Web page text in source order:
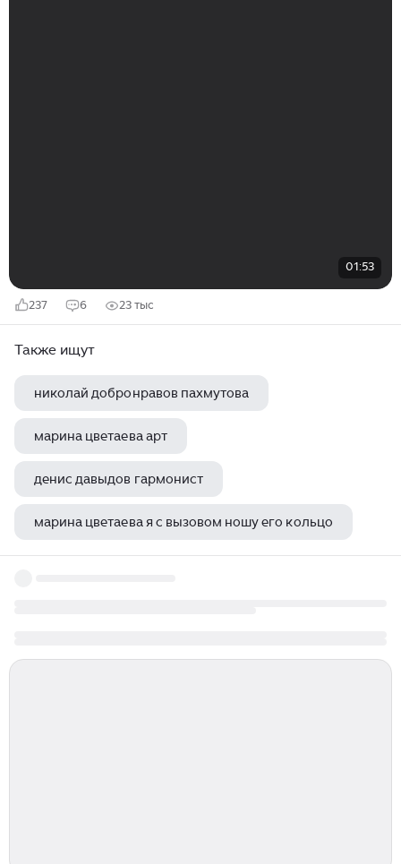
01:53
237 6 23 тыс
Также ищут
николай добронравов пахмутова
марина цветаева арт
денис давыдов гармонист
марина цветаева я с вызовом ношу его кольцо